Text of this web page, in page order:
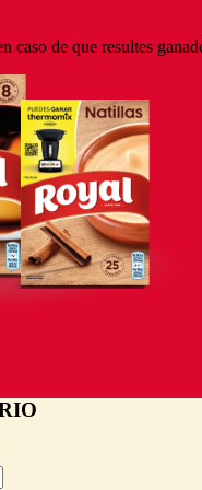
caso de que resultes